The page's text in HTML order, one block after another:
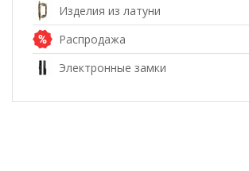
Изделия из латуни
Распродажа
Электронные замки